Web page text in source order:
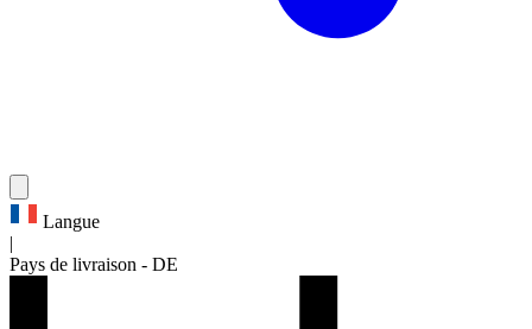
Langue
Pays de livraison - DE